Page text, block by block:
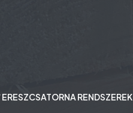
ERESZCSATORNA RENDSZEREK